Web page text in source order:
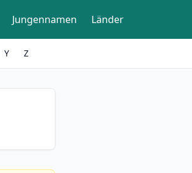
Jungennamen Länder
Y Z